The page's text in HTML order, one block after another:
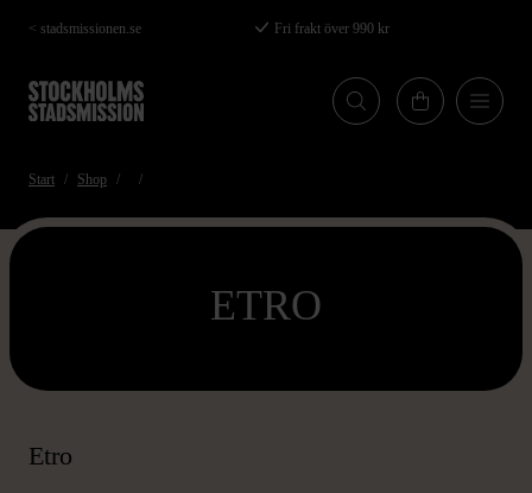
Hoppa
till
huvudinnehåll
< stadsmissionen.se Fri frakt över 990 kr
Start Shop
ETRO
Etro